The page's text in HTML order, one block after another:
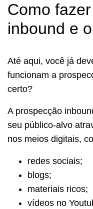
Como
inbound e
Até aqui, você já
funcionam a
certo?
A prospecção
seu público-alvo
nos meios digitais,
redes sociais;
blogs;
materiais ricos;
vídeos no